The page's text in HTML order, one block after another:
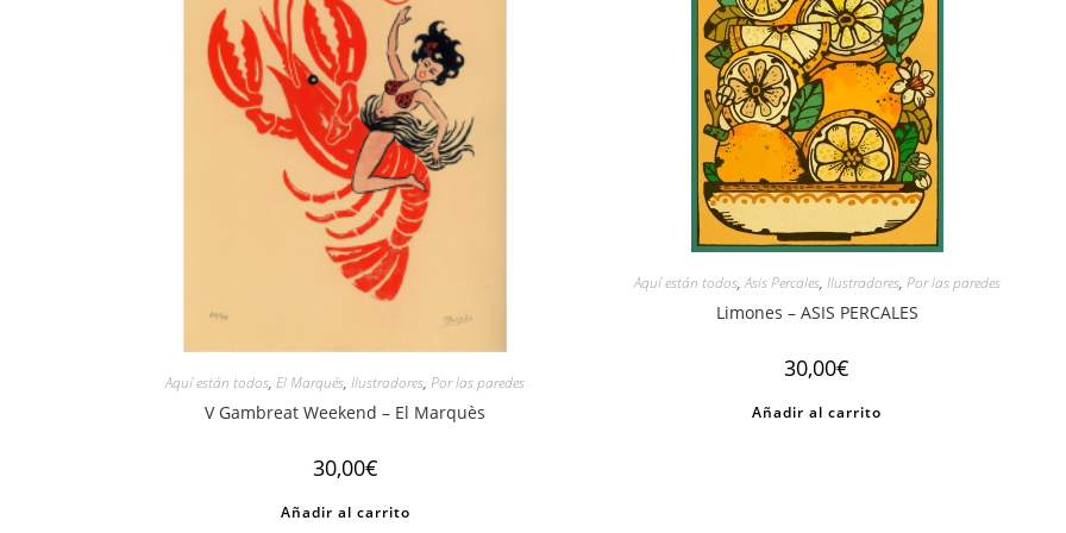
Aquí están todos,El Marqués,Ilustradores,Por las paredes
V Gambreat Weekend – El Marquès
30,00€
Añadir al carrito
Aquí están todos,Asis Percales, Ilustradores, Por las paredes
Limones – ASIS PERCALES
30,00€
Añadir al carrito